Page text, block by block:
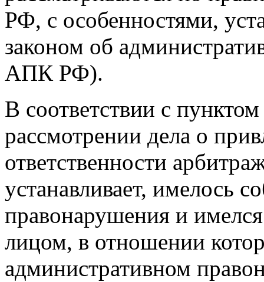
РФ, с особенностями,
законом об
АПК РФ).
В соответствии с
рассмотрении дела о
ответственности
устанавливает, имелось
правонарушения и
лицом, в отношении
административном